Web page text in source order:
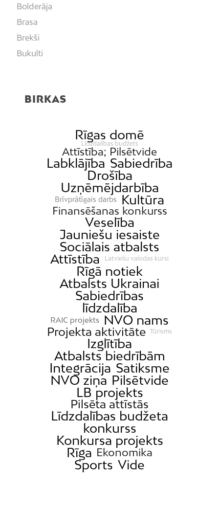
Bolderāja
Brasa
Brekši
Bukulti
Čiekurkalns
Ķengarags
Mangaļsala
Mežaparks
Pētersala-Andrejsala
BIRKAS
Rīgas domē
Līdzdalības budžets
Attīstība; Pilsētvide
Labklājība Sabiedrība
Drošība
Uzņēmējdarbība
Brīvprātīgais darbs Kultūra
Finansēšanas konkurss
Veselība
Jauniešu iesaiste
Sociālais atbalsts
Attīstība
Latviešu valodas kursi
Rīgā notiek
Atbalsts Ukrainai
Sabiedrības
līdzdalība
RAIC projekts NVO nams
Projekta aktivitāte Tūrisms
Izglītība
Atbalsts biedrībām
Integrācija Satiksme
NVO ziņa Pilsētvide
LB projekts
Pilsēta attīstās
Līdzdalības budžeta
konkurss
Konkursa projekts
Rīga Ekonomika
Sports Vide